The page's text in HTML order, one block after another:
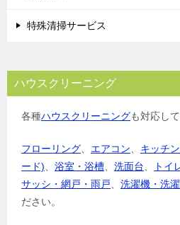
特殊清掃サービス
ハウスクリーニング
各種ハウスクリーニングも対応し
フローリング、 エアコン、 キッチ
ード)、 浴室・浴槽、 洗面台、 トイ
サッシ・網戸・雨戸、 洗濯機・洗
ださい。